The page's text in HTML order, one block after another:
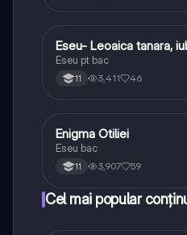
Limba și literatura română
Eseu- Leoaica tanara,
Eseu pt bac
11 3,411 46
Limba și literatura română
Enigma Otiliei
Eseu bac
11 3,907 59
Cel mai popular